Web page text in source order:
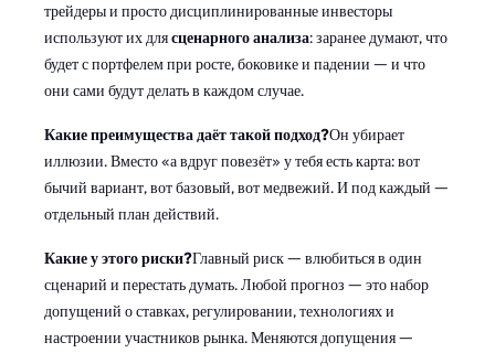
трейдеры и просто дисциплинированные инвесторы
используют их длясценарного анализа: заранее думают, что
будет с портфелем при росте, боковике и падении — и что
они сами будут делать в каждом случае.
Какие преимущества даёт такой подход?Он убирает
иллюзии. Вместо «а вдруг повезёт» у тебя есть карта: вот
бычий вариант, вот базовый, вот медвежий. И под каждый —
отдельный план действий.
Какие у этого риски?Главный риск — влюбиться в один
сценарий и перестать думать. Любой прогноз — это набор
допущений о ставках, регулировании, технологиях и
настроении участников рынка. Меняются допущения —